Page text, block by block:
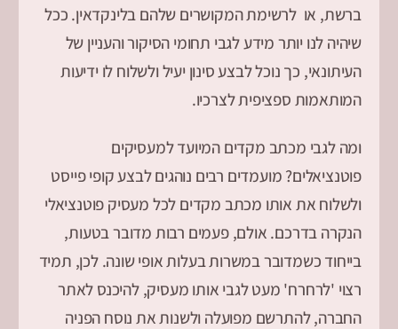
ברשת, או לרשימת המקושרים שלהם בלינקדאין. ככל
שיהיה לנו יותר מידע לגבי תחומי הסיקור והעניין של
העיתונאי, כך נוכל לבצע סינון יעיל ולשלוח לו ידיעות
המותאמות ספציפית לצרכיו.
ומה לגבי מכתב מקדים המיועד למעסיקים
פוטנציאלים? מועמדים רבים נוהגים לבצע קופי פייסט
ולשלוח את אותו מכתב מקדים לכל מעסיק פוטנציאלי
הנקרה בדרכם. אולם, פעמים רבות מדובר בטעות,
בייחוד כשמדובר במשרות בעלות אופי שונה. לכן, תמיד
רצוי 'לרחרח' מעט לגבי אותו מעסיק, להיכנס לאתר
החברה, להתרשם מפועלה ולשנות את נוסח הפניה